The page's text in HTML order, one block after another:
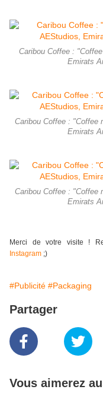
Caribou Coffee :
Emirats
Caribou Coffee : "Coffee
Emirats
Caribou Coffee : "Coffee
Emirats
Merci de votre visite !
Instagram ;)
#Publicité #Packaging
Partager
Vous aimerez